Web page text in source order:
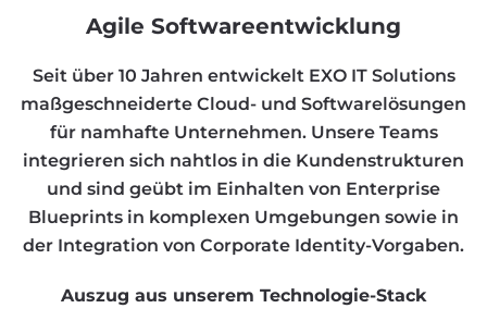
Agile Softwareentwicklung
Seit über 10 Jahren entwickelt EXO IT Solutions
maßgeschneiderte Cloud- und Softwarelösungen
für namhafte Unternehmen. Unsere Teams
integrieren sich nahtlos in die Kundenstrukturen
und sind geübt im Einhalten von Enterprise
Blueprints in komplexen Umgebungen sowie in
der Integration von Corporate Identity-Vorgaben.
Auszug aus unserem Technologie-Stack